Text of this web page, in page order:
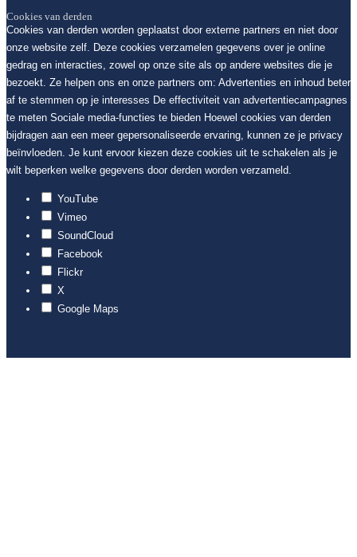
Cookies van derden
Cookies van derden worden geplaatst door externe partners en niet door
onze website zelf. Deze cookies verzamelen gegevens over je online
gedrag en interacties, zowel op onze site als op andere websites die je
bezoekt. Ze helpen ons en onze partners om: Advertenties en inhoud beter
af te stemmen op je interesses De effectiviteit van advertentiecampagnes
te meten Sociale media-functies te bieden Hoewel cookies van derden
bijdragen aan een meer gepersonaliseerde ervaring, kunnen ze je privacy
beïnvloeden. Je kunt ervoor kiezen deze cookies uit te schakelen als je
wilt beperken welke gegevens door derden worden verzameld.
YouTube
Vimeo
SoundCloud
Facebook
Flickr
X
Google Maps